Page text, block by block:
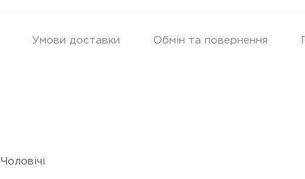
Умови доставки Обмін та повернення
Чоловічі